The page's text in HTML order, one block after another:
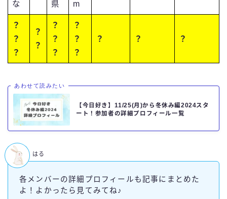
な
県
m
？
？
？
？
？
？
？
？
？
？
？
？ ？ ？
あわせて読みたい
【今日好き】11/25(月)から冬休み編2024スタ
ート！参加者の詳細プロフィール一覧
各メンバーの詳細プロフィールも記事にまとめた
よ！よかったら見てみてね♪
はる